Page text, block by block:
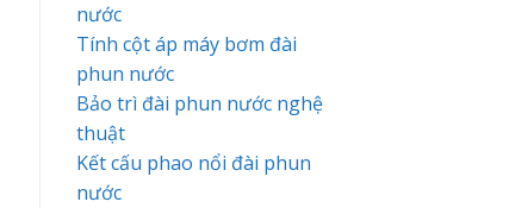
nước
Tính cột áp máy bơm đài
phun nước
Bảo trì đài phun nước nghệ
thuật
Kết cấu phao nổi đài phun
nước